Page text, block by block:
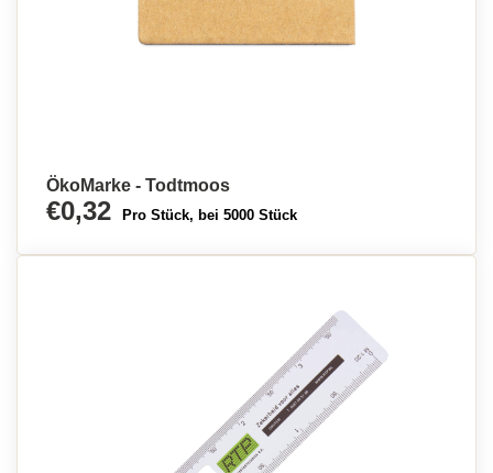
ÖkoMarke - Todtmoos
€0,32 Pro Stück, bei 5000 Stück